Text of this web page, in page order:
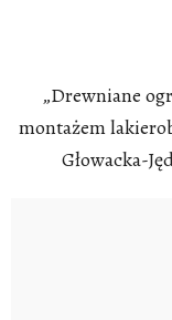
„Drewniane
montażem
Głowacka-